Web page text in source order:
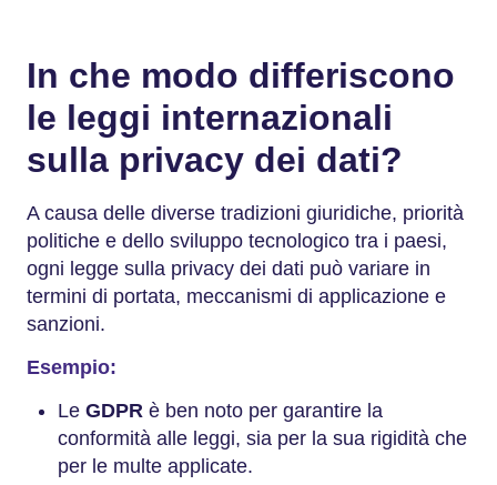
In che modo differiscono
le leggi internazionali
sulla privacy dei dati?
A causa delle diverse tradizioni giuridiche, priorità
politiche e dello sviluppo tecnologico tra i paesi,
ogni legge sulla privacy dei dati può variare in
termini di portata, meccanismi di applicazione e
sanzioni.
Esempio:
Le GDPR è ben noto per garantire la
conformità alle leggi, sia per la sua rigidità che
per le multe applicate.